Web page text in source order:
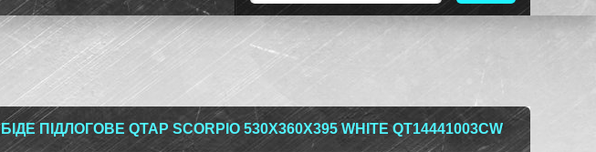
БІДЕ ПІДЛОГОВЕ QTAP SCORPIO 530X360X395 WHITE QT14441003CW